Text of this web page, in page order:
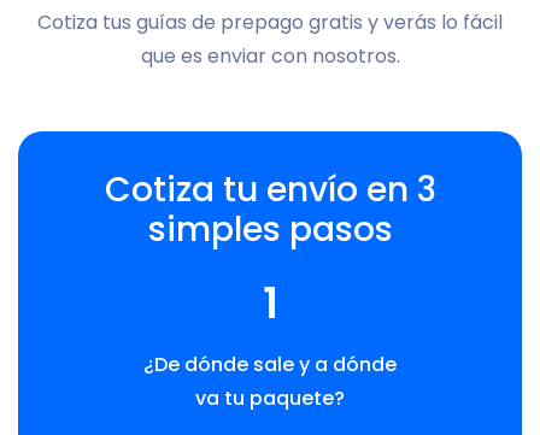
Cotiza tus guías de prepago gratis y verás lo fácil
que es enviar con nosotros.
Cotiza tu envío en 3
simples pasos
1
¿De dónde sale y a dónde
va tu paquete?